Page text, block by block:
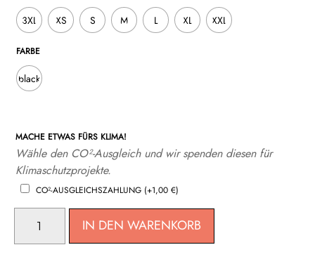
3XL XS S M L XL XXL
FARBE
black
MACHE ETWAS FÜRS KLIMA!
Wähle den CO²-Ausgleich und wir spenden diesen für
Klimaschutzprojekte.
CO²-AUSGLEICHSZAHLUNG (+1,00 €)
STRONG
IN DEN WARENKORB